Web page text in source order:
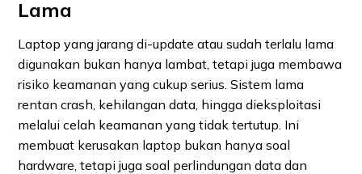
Lama
Laptop yang jarang di-update atau sudah terlalu lama
digunakan bukan hanya lambat, tetapi juga membawa
risiko keamanan yang cukup serius. Sistem lama
rentan crash, kehilangan data, hingga dieksploitasi
melalui celah keamanan yang tidak tertutup. Ini
membuat kerusakan laptop bukan hanya soal
hardware, tetapi juga soal perlindungan data dan